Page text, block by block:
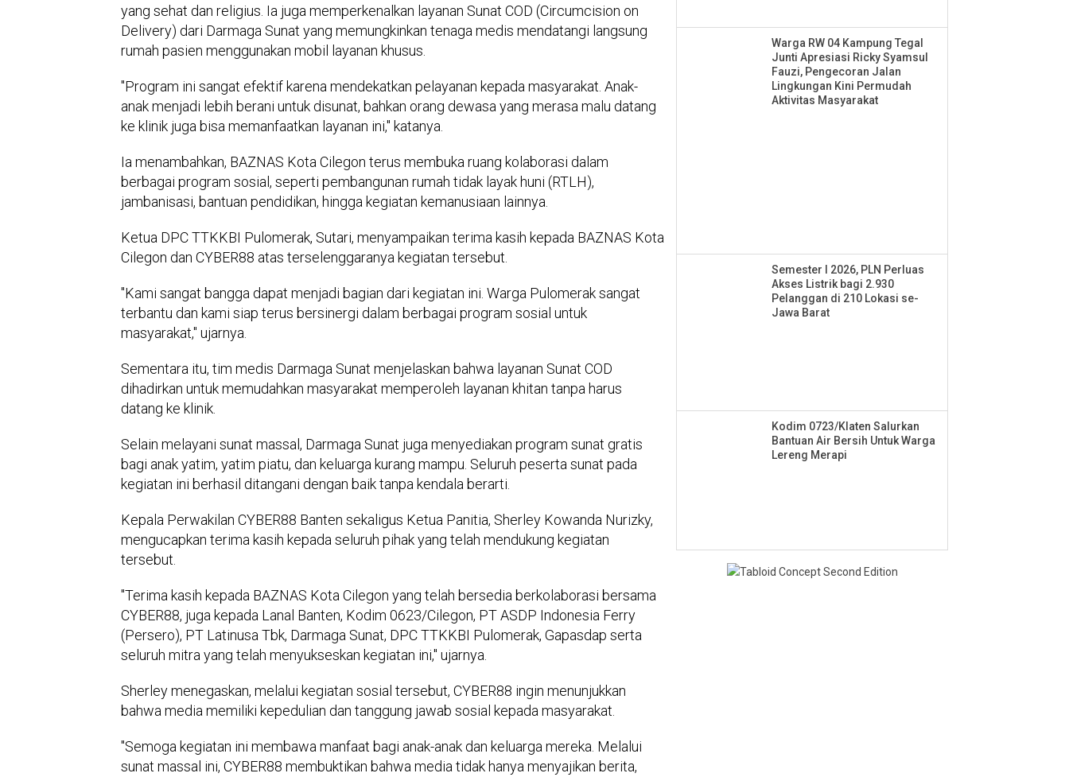
yang sehat dan religius. Ia juga memperkenalkan layanan Sunat COD (Circumcision on
Delivery) dari Darmaga Sunat yang memungkinkan tenaga medis mendatangi langsung
rumah pasien menggunakan mobil layanan khusus.
"Program ini sangat efektif karena mendekatkan pelayanan kepada masyarakat. Anak-
anak menjadi lebih berani untuk disunat, bahkan orang dewasa yang merasa malu datang
ke klinik juga bisa memanfaatkan layanan ini," katanya.
Ia menambahkan, BAZNAS Kota Cilegon terus membuka ruang kolaborasi dalam
berbagai program sosial, seperti pembangunan rumah tidak layak huni (RTLH),
jambanisasi, bantuan pendidikan, hingga kegiatan kemanusiaan lainnya.
Ketua DPC TTKKBI Pulomerak, Sutari, menyampaikan terima kasih kepada BAZNAS Kota
Cilegon dan CYBER88 atas terselenggaranya kegiatan tersebut.
"Kami sangat bangga dapat menjadi bagian dari kegiatan ini. Warga Pulomerak sangat
terbantu dan kami siap terus bersinergi dalam berbagai program sosial untuk
masyarakat," ujarnya.
Sementara itu, tim medis Darmaga Sunat menjelaskan bahwa layanan Sunat COD
dihadirkan untuk memudahkan masyarakat memperoleh layanan khitan tanpa harus
datang ke klinik.
Selain melayani sunat massal, Darmaga Sunat juga menyediakan program sunat gratis
bagi anak yatim, yatim piatu, dan keluarga kurang mampu. Seluruh peserta sunat pada
kegiatan ini berhasil ditangani dengan baik tanpa kendala berarti.
Kepala Perwakilan CYBER88 Banten sekaligus Ketua Panitia, Sherley Kowanda Nurizky,
mengucapkan terima kasih kepada seluruh pihak yang telah mendukung kegiatan
tersebut.
"Terima kasih kepada BAZNAS Kota Cilegon yang telah bersedia berkolaborasi bersama
CYBER88, juga kepada Lanal Banten, Kodim 0623/Cilegon, PT ASDP Indonesia Ferry
(Persero), PT Latinusa Tbk, Darmaga Sunat, DPC TTKKBI Pulomerak, Gapasdap serta
seluruh mitra yang telah menyukseskan kegiatan ini," ujarnya.
Sherley menegaskan, melalui kegiatan sosial tersebut, CYBER88 ingin menunjukkan
bahwa media memiliki kepedulian dan tanggung jawab sosial kepada masyarakat.
"Semoga kegiatan ini membawa manfaat bagi anak-anak dan keluarga mereka. Melalui
sunat massal ini, CYBER88 membuktikan bahwa media tidak hanya menyajikan berita,
Warga RW 04 Kampung Tegal
Junti Apresiasi Ricky Syamsul
Fauzi, Pengecoran Jalan
Lingkungan Kini Permudah
Aktivitas Masyarakat
Semester I 2026, PLN Perluas
Akses Listrik bagi 2.930
Pelanggan di 210 Lokasi se-
Jawa Barat
Kodim 0723/Klaten Salurkan
Bantuan Air Bersih Untuk Warga
Lereng Merapi